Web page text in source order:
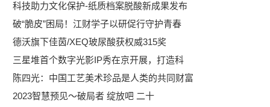
科技助力文化保护-纸质档案脱酸新成果发布
破“脆皮”困局！江财学子以研促行守护青春
德沃旗下佳茵/XEQ玻尿酸获权威315奖
三星堆首个数字光影IP秀在京开展，打造科
陈四光：中国工艺美术珍品是人类的共同财富
2023智慧预见～破局者 绽放吧 二十